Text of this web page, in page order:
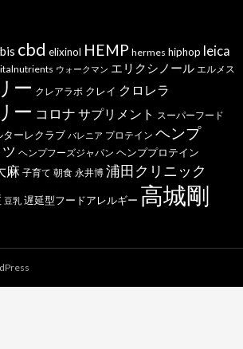
cbd elixinol HEMP hermes hiphop leica
ウォークマン エリクシノール エルメス
ー クレアラボ クレイ クロレラ
ー コロナ サプリメント スーパーフード
ターレクラブ バレニア プロテイン ヘンプ
ヘンプフーズジャパン ヘンププロテイン
麻 子育て 朝食 永井博 浦田クリニック
豆乳 遅延型フードアレルギー 高城剛